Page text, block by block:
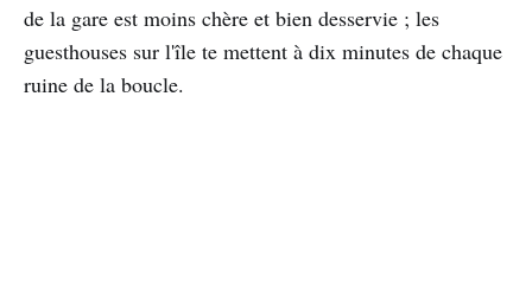
de la gare est moins chère et bien desservie ; les
guesthouses sur l'île te mettent à dix minutes de chaque
ruine de la boucle.